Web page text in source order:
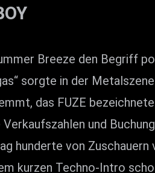
Breeze den Begriff
sorgte in der
das FUZE
und
hunderte von
kurzen Techno-Intro